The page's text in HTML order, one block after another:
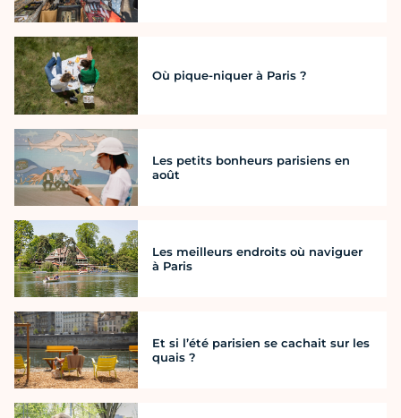
Où pique-niquer à Paris ?
Les petits bonheurs parisiens en
août
Les meilleurs endroits où naviguer
à Paris
Et si l’été parisien se cachait sur les
quais ?